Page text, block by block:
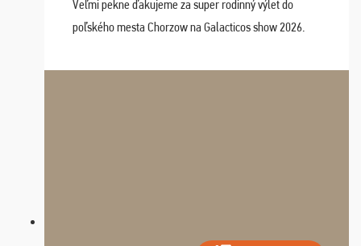
Veľmi pekne ďakujeme za super rodinný výlet do
poľského mesta Chorzow na Galacticos show 2026.
Navštívili sme aj zábavný park Legendia, previe ...